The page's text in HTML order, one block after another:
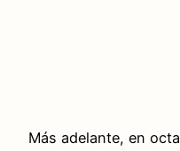
Más adelante, en